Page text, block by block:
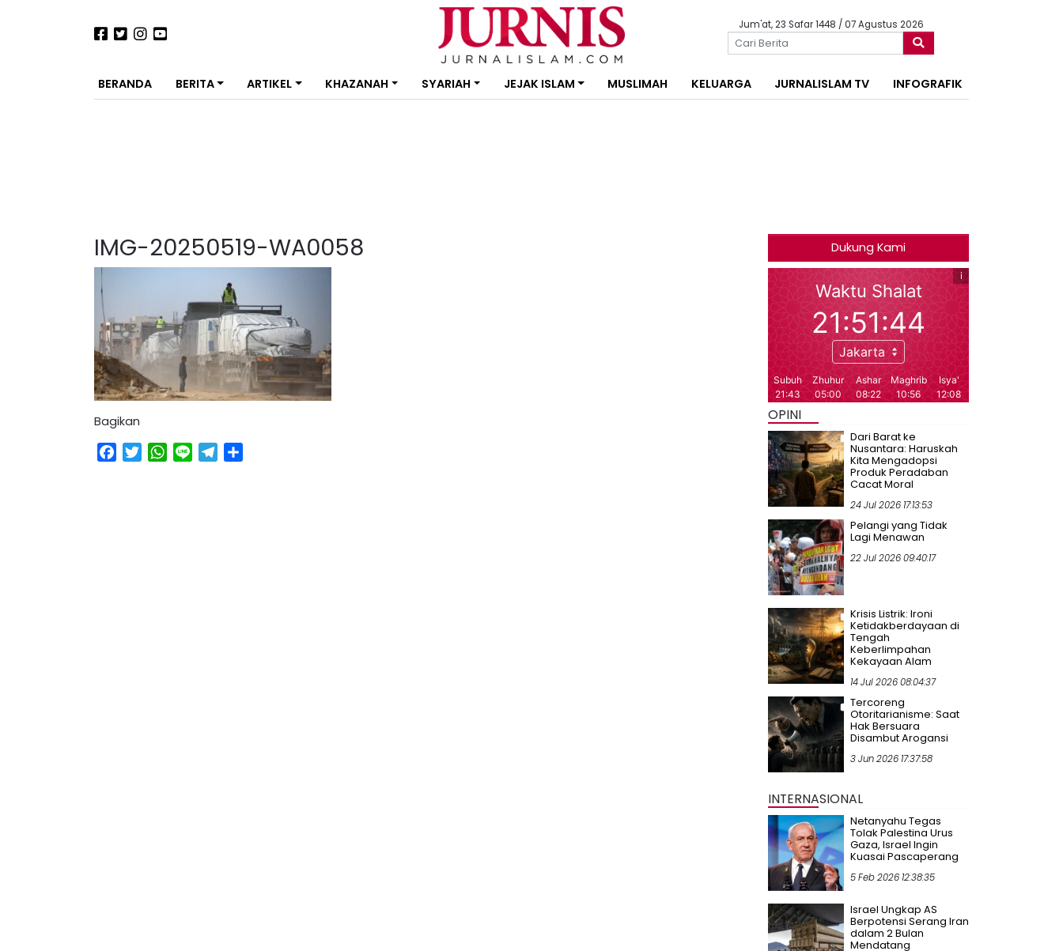
Jum'at, 23 Safar 1448 / 07 Agustus 2026
BERANDA BERITA ARTIKEL KHAZANAH SYARIAH JEJAK ISLAM MUSLIMAH KELUARGA JURNALISLAM TV INFOGRAFIK
IMG-20250519-WA0058
Bagikan
Facebook
TwitterWhatsApp
Line Telegram
Dukung Kami
OPINI
Dari Barat ke
Nusantara: Haruskah
Kita Mengadopsi
Produk Peradaban
Cacat Moral
24 Jul 2026 17:13:53
Pelangi yang Tidak
Lagi Menawan
22 Jul 2026 09:40:17
Krisis Listrik: Ironi
Ketidakberdayaan di
Tengah
Keberlimpahan
Kekayaan Alam
14 Jul 2026 08:04:37
Tercoreng
Otoritarianisme: Saat
Hak Bersuara
Disambut Arogansi
3 Jun 2026 17:37:58
INTERNASIONAL
Netanyahu Tegas
Tolak Palestina Urus
Gaza, Israel Ingin
Kuasai Pascaperang
5 Feb 2026 12:38:35
Israel Ungkap AS
Berpotensi Serang Iran
dalam 2 Bulan
Mendatang